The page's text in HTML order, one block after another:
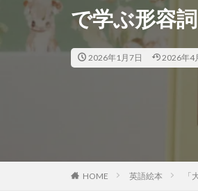
で学ぶ形容詞
2026年1月7日 2026年4
HOME 英語絵本 「